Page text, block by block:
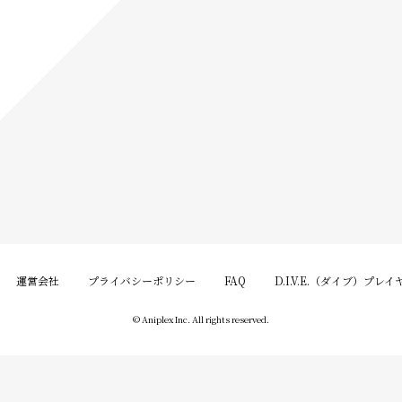
運営会社 プライバシーポリシー FAQ D.I.V.E.（ダイブ）プレイ
© Aniplex Inc. All rights reserved.